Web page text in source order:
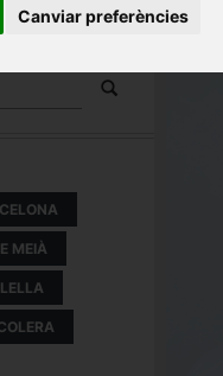
Canviar preferències
MEIÀ